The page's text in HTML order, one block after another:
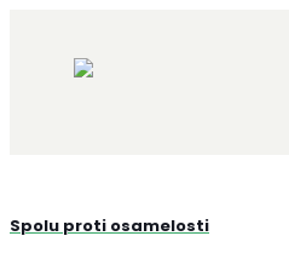
Spolu proti osamelosti